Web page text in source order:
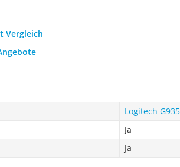
Vergleich
Logitech G935
Ja
Ja